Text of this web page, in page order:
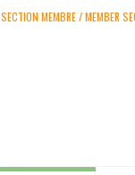
SECTION MEMBRE / MEMBER